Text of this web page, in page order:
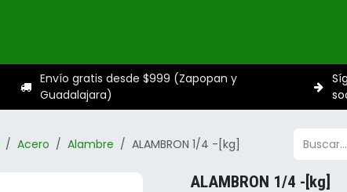
Envío gratis desde $999 (Zapopan y
Guadalajara)
Acero Alambre ALAMBRON 1/4 -[kg]
ALAMBRON 1/4 -[kg]